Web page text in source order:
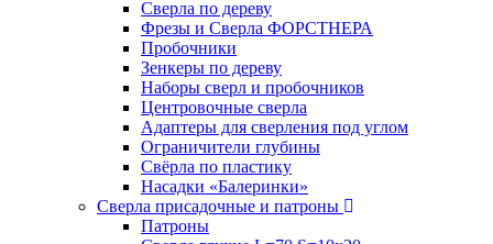
Сверла по дереву
Фрезы и Сверла ФОРСТНЕРА
Пробочники
Зенкеры по дереву
Наборы сверл и пробочников
Центровочные сверла
Адаптеры для сверления под углом
Ограничители глубины
Свёрла по пластику
Насадки «Балеринки»
Сверла присадочные и патроны
Патроны